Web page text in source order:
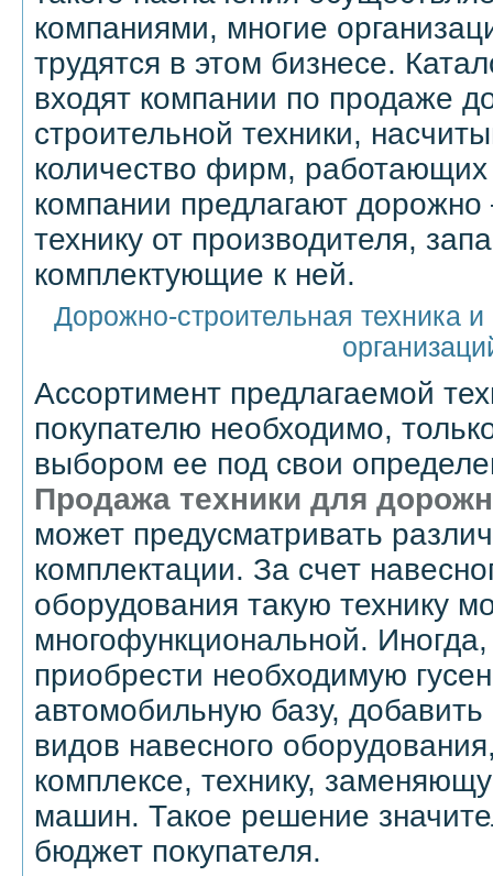
компаниями, многие
трудятся в этом бизнесе.
входят компании по продаже
строительной техники,
количество фирм,
компании предлагают дорожно
технику от производителя,
комплектующие к ней.
Дорожно-строительная техника
Ассортимент предлагаемой
покупателю необходимо,
выбором ее под свои
Продажа техники для
может предусматривать
комплектации. За счет
оборудования такую технику
многофункциональной.
приобрести необходимую
автомобильную базу, добавить
видов навесного
комплексе, технику,
машин. Такое решение
бюджет покупателя.